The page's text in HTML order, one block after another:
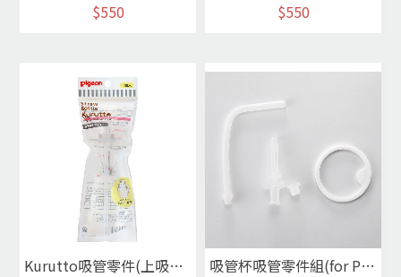
$550
$550
Kurutto吸管零件(上吸+下吸)
吸管杯吸管零件組(for P78511& P78512)